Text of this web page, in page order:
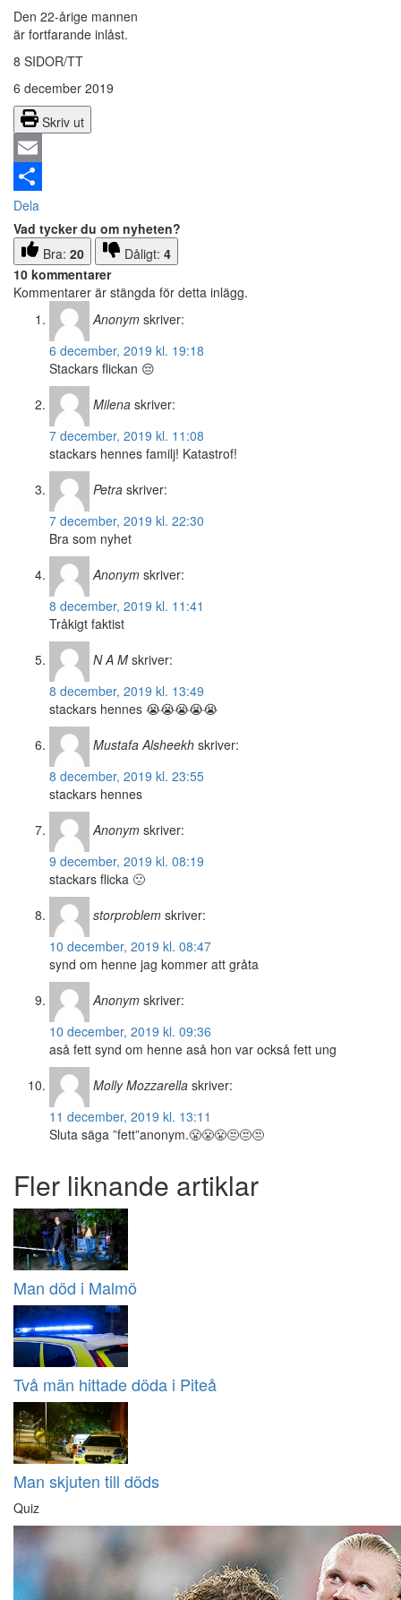
Den 22-årige mannen
är fortfarande inlåst.
8 SIDOR/TT
6 december 2019
Skriv ut
Email
Dela
Vad tycker du om nyheten?
Bra: 20 Dåligt: 4
10 kommentarer
Kommentarer är stängda för detta inlägg.
Anonym skriver:
6 december, 2019 kl. 19:18
Stackars flickan 😔
Milena skriver:
7 december, 2019 kl. 11:08
stackars hennes familj! Katastrof!
Petra skriver:
7 december, 2019 kl. 22:30
Bra som nyhet
Anonym skriver:
8 december, 2019 kl. 11:41
Tråkigt faktist
N A M skriver:
8 december, 2019 kl. 13:49
stackars hennes 😭😭😭😭😭
Mustafa Alsheekh skriver:
8 december, 2019 kl. 23:55
stackars hennes
Anonym skriver:
9 december, 2019 kl. 08:19
stackars flicka 🙁
storproblem skriver:
10 december, 2019 kl. 08:47
synd om henne jag kommer att gråta
Anonym skriver:
10 december, 2019 kl. 09:36
aså fett synd om henne aså hon var också fett ung
Molly Mozzarella skriver:
11 december, 2019 kl. 13:11
Sluta säga ”fett”anonym.😤😤😤😒😒😒
Fler liknande artiklar
Man död i Malmö
Två män hittade döda i Piteå
Man skjuten till döds
Quiz